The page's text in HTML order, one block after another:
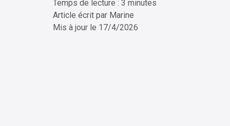
Temps de lecture : 3 minutes
Article écrit par Marine
Mis à jour le 17/4/2026